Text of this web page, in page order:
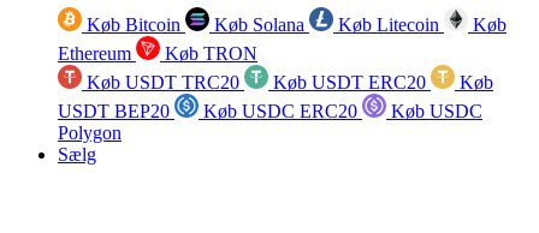
Køb Bitcoin Køb Solana Køb Litecoin
Køb
Ethereum
Køb TRON
Køb USDT TRC20
Køb USDT ERC20
Køb
USDT BEP20
Køb USDC ERC20
Køb USDC
Polygon
Sælg